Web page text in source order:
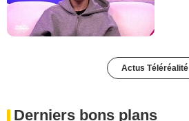
Actus Téléréalité
Derniers bons plans